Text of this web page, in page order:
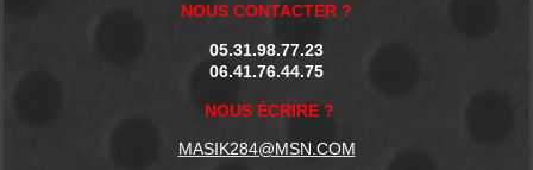
NOUS CONTACTER ?
05.31.98.77.23
06.41.76.44.75
NOUS ÉCRIRE ?
MASIK284@MSN.COM